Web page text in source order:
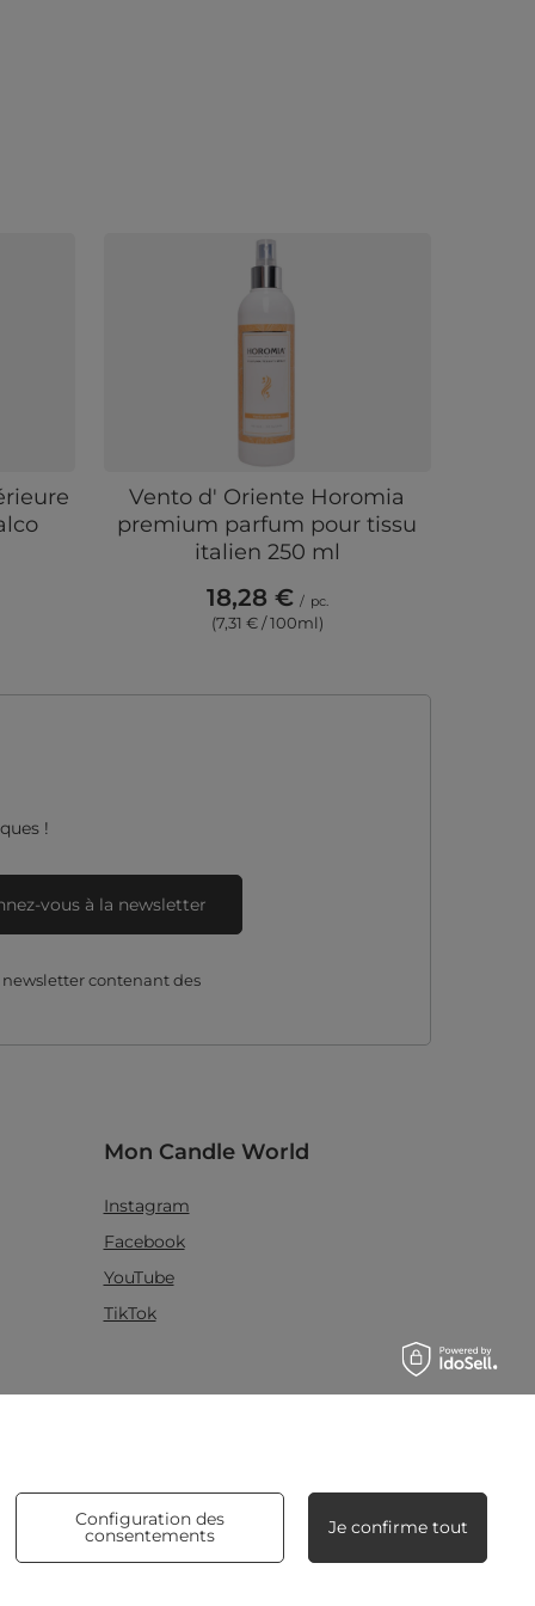
Vento d' Oriente Horomia
premium parfum pour tissu
italien 250 ml
18,28 € / pc.
(7,31 € / 100ml)
!
contenant des
vous à la newsletter
Mon Candle World
Instagram
Facebook
YouTube
TikTok
Blog
5 façons de brûler votre bougie
Configuration des
consentements Je confirme tout